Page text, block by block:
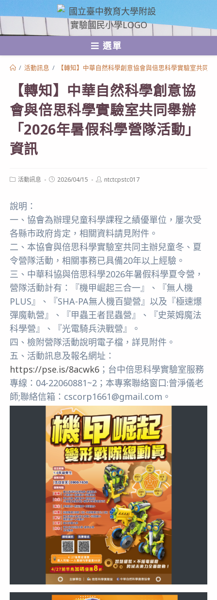
轉
至
選單
/ 活動訊息 / 【轉知】中華自然科學創意協會與倍思科學實驗室共同
【轉知】中華自然科學創意協
會與倍思科學實驗室共同舉辦
「2026年暑假科學營隊活動」
資訊
Post活動訊息
Post2026/04/15
Postntctcpstc017
說明：
一、協會為辦理兒童科學課程之績優單位，屢次受
各縣市政府肯定，相關資料請見附件。
二、本協會與倍思科學實驗室共同主辦兒童冬、夏
令營隊活動，相關事務已具備20年以上經驗。
三、中華科協與倍思科學2026年暑假科學夏令營，
營隊活動計有：『機甲崛起三合一』、『無人機
PLUS』、『SHA-PA無人機百變營』以及『極速爆
彈魔軌營』、『甲蟲王者昆蟲營』、『史萊姆魔法
科學營』、『光電騎兵決戰營』。
四、檢附營隊活動說明電子檔，詳見附件。
五、活動訊息及報名網址：
https://pse.is/8acwk6；台中倍思科學實驗室服務
專線：04-22060881~2；本專案聯絡窗口:曾淨儀老
師;聯絡信箱：cscorp1661@gmail.com。